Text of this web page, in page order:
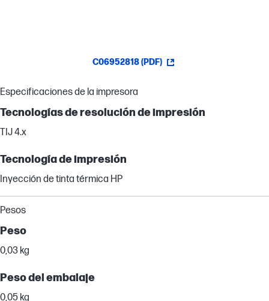
C06952818 (PDF)
Especificaciones de la impresora
Tecnologías de resolución de impresión
TIJ 4.x
Tecnología de impresión
Inyección de tinta térmica HP
Pesos
Peso
0,03 kg
Peso del embalaje
0,05 kg